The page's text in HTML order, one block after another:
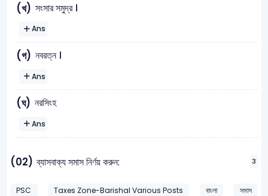
(খ) সংসার সমুদ্র ।
Ans
(গ) নবরত্ন ।
Ans
(ঘ) নরসিংহ
Ans
(02) ব্যাসবাক্য সমাস নির্ণয় করুন: 3
PSC Taxes Zone-Barishal Various Posts বাংলা
সমাস